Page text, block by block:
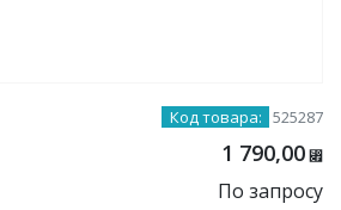
Код товара: 525287
1 790,00 ⃏
По запросу